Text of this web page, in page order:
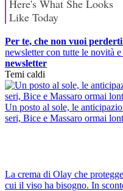
Per te, che non vuoi
newsletter con tutte le novità
newsletter
Temi caldi
Un posto al sole, le
seri, Bice e Massaro ormai
La crema di Olay che
cui il viso ha bisogno. In